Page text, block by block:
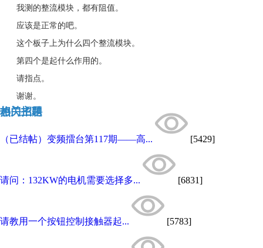
我测的整流模块，都有阻值。
应该是正常的吧。
这个板子上为什么四个整流模块。
第四个是起什么作用的。
请指点。
谢谢。
热门招聘
相关主题
（已结帖）变频擂台第117期——高... [5429]
请问：132KW的电机需要选择多... [6831]
请教用一个按钮控制接触器起... [5783]